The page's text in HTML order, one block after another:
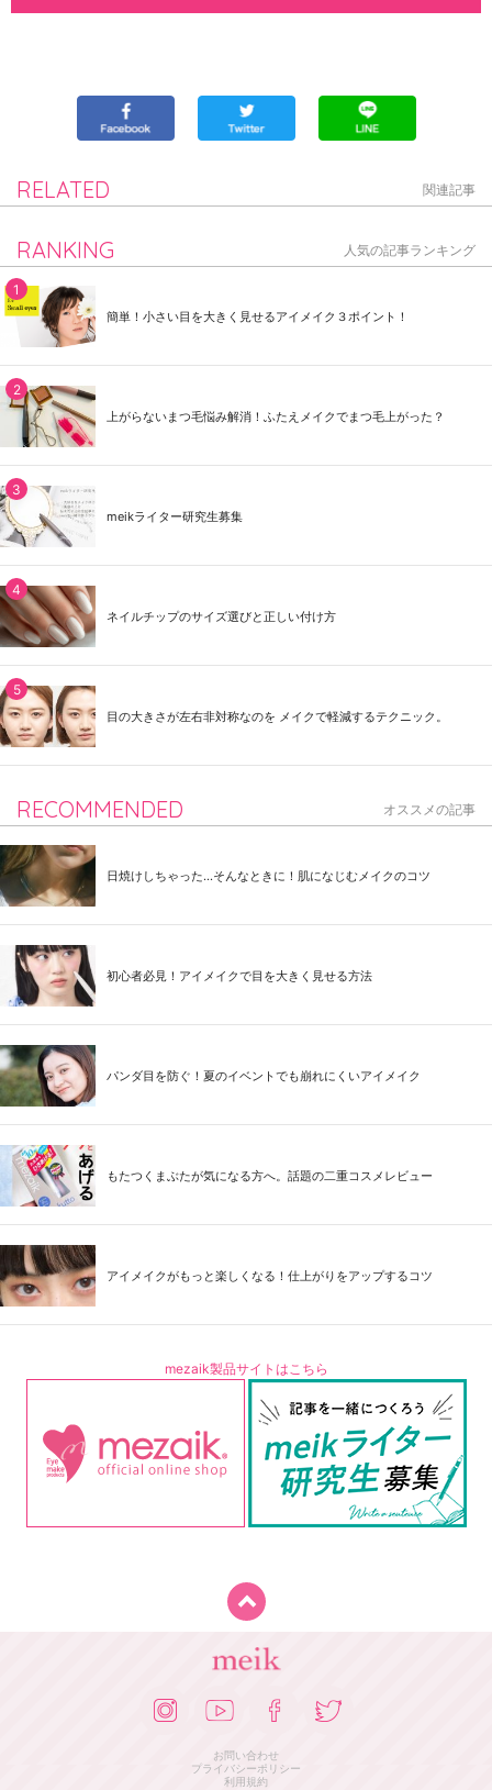
RELATED 関連記事
RANKING 人気の記事ランキング
簡単！小さい目を大きく見せるアイメイク３ポイント！
上がらないまつ毛悩み解消！ふたえメイクでまつ毛上がった？
meikライター研究生募集
ネイルチップのサイズ選びと正しい付け方
目の大きさが左右非対称なのを メイクで軽減するテクニック。
RECOMMENDED オススメの記事
日焼けしちゃった...そんなときに！肌になじむメイクのコツ
初心者必見！アイメイクで目を大きく見せる方法
パンダ目を防ぐ！夏のイベントでも崩れにくいアイメイク
もたつくまぶたが気になる方へ。話題の二重コスメレビュー
アイメイクがもっと楽しくなる！仕上がりをアップするコツ
mezaik製品サイトはこちら
お問い合わせ
プライバシーポリシー
利用規約